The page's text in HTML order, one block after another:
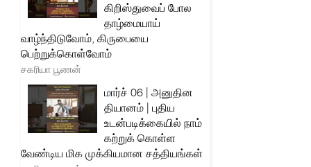
கிறிஸ்துவைப் போல
தாழ்மையாய்
வாழ்ந்திடுவோம், கிருபையை
பெற்றுக்கொள்வோம்
சகரியா பூணன்
மார்ச் 06 | அனுதின
தியானம் | புதிய
உடன்படிக்கையில் நாம்
கற்றுக் கொள்ள
வேண்டிய மிக முக்கியமான சத்தியங்கள்